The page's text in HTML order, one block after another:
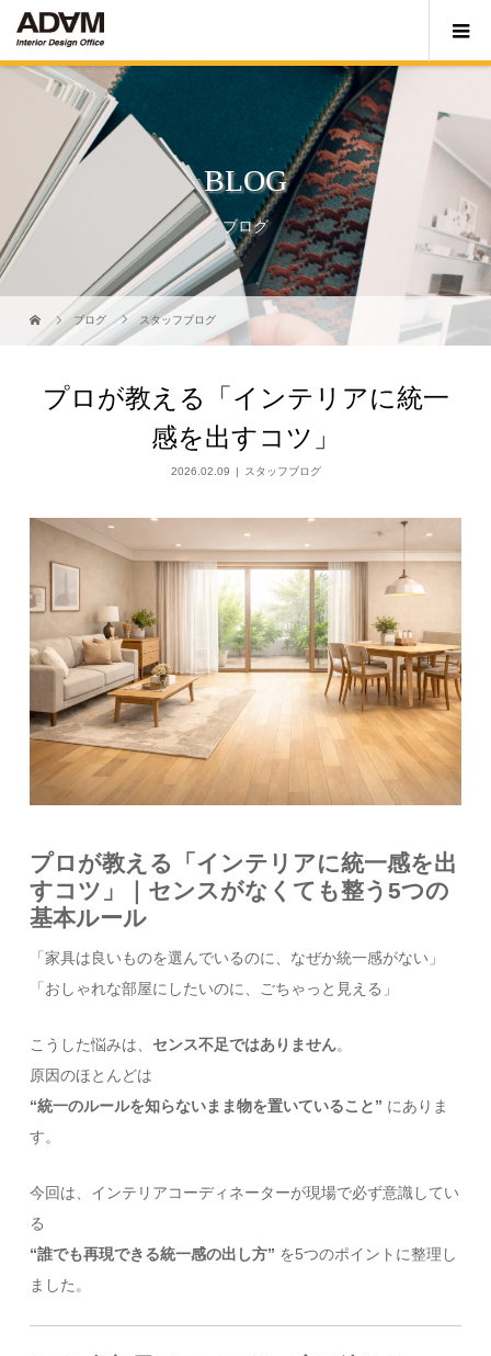
BLOG
ブログ
ブログ スタッフブログ
プロが教える「インテリアに統一
感を出すコツ」
2026.02.09 スタッフブログ
プロが教える「インテリアに統一感を出
すコツ」｜センスがなくても整う5つの
基本ルール
「家具は良いものを選んでいるのに、なぜか統一感がない」
「おしゃれな部屋にしたいのに、ごちゃっと見える」
こうした悩みは、 センス不足ではありません。
原因のほとんどは
“統一のルールを知らないまま物を置いていること” にありま
す。
今回は、インテリアコーディネーターが現場で必ず意識してい
る
“誰でも再現できる統一感の出し方” を5つのポイントに整理し
ました。